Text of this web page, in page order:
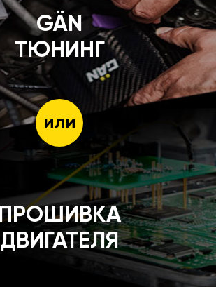
GÄN
ТЮНИНГ
или
ПРОШИВКА
ДВИГАТЕЛЯ